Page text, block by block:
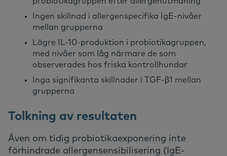
Ingen skillnad i allergenspecifika IgE-nivåer
mellan grupperna
Lägre IL-10-produktion i probiotikagruppen,
med nivåer som låg närmare de som
observerades hos friska kontrollhundar
Inga signifikanta skillnader i TGF-β1 mellan
grupperna
Tolkning av resultaten
Även om tidig probiotikaexponering inte
förhindrade allergensensibilisering (IgE-